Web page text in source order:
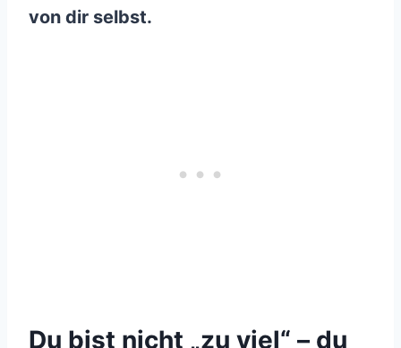
von dir selbst.
Du bist nicht „zu viel“ – du